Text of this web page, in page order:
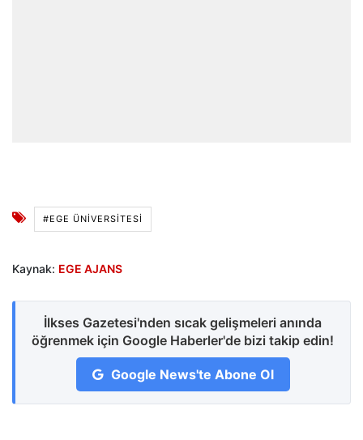
#EGE ÜNİVERSİTESİ
Kaynak: EGE AJANS
İlkses Gazetesi'nden sıcak gelişmeleri anında
öğrenmek için Google Haberler'de bizi takip edin!
Google News'te Abone Ol